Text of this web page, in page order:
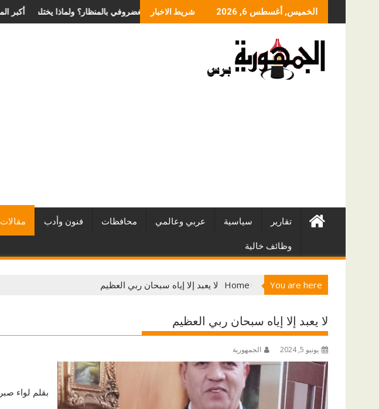
to
الخميس, أغسطس 6, 2026 شريط الاخبار
ما الذي يحدد سعر عملية الانزلاق الغضروفي
تقارير سياسية عربي وعالمي محافظات فنون وأدب مقالات
وظائف خالية
You are here
Home لا يعبد إلا إياه سبحان ربي العظيم
لا يعبد إلا إياه سبحان ربي العظيم
يونيو 5, 2024 الجمهورية
بقلم لواء